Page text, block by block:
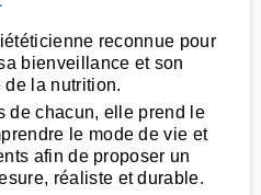
reconnue pour
bienveillance et son
la nutrition.
de chacun, elle prend le
le mode de vie et
afin de proposer un
réaliste et durable.